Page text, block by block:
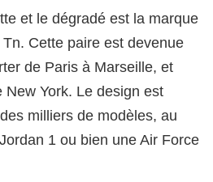
et le dégradé est la marque
Cette paire est devenue
de Paris à Marseille, et
York. Le design est
milliers de modèles, au
1 ou bien une Air Force